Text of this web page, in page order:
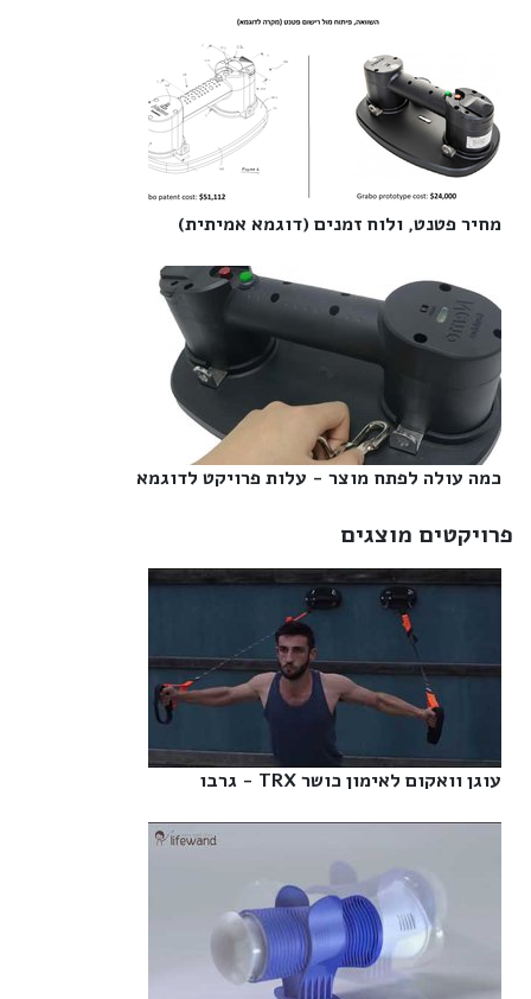
מחיר פטנט, ולוח זמנים (דוגמא אמיתית)‎
כמה עולה לפתח מוצר - עלות פרויקט לדוגמא‎
פרויקטים מוצגים
עוגן וואקום לאימון כושר TRX - גרבו‎